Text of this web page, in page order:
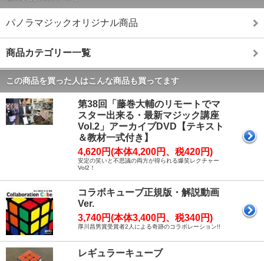
パノラマジックオリジナル商品
商品カテゴリー一覧
この商品を買った人はこんな商品も買ってます
第38回「藤巻大輔のリモートでマ
スター出来る・最新マジック講座
Vol.2」アーカイブDVD【テキスト
＆教材一式付き】
4,620円(本体4,200円、税420円)
安定の笑いと不思議の両方が得られる爆笑レクチャー
Vol2！
コラボキューブ正規版・解説動画
Ver.
3,740円(本体3,400円、税340円)
厚川昌男賞受賞者2人による奇跡のコラボレーション!!
レギュラーキューブ